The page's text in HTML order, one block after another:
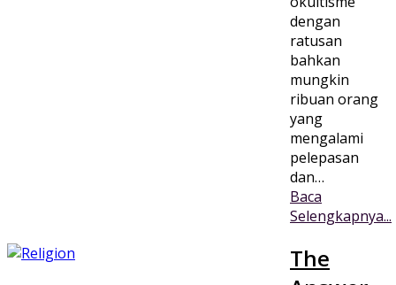
dengan
ratusan
bahkan
mungkin
ribuan orang
yang
mengalami
pelepasan
dan…
Baca
Selengkapnya...
The